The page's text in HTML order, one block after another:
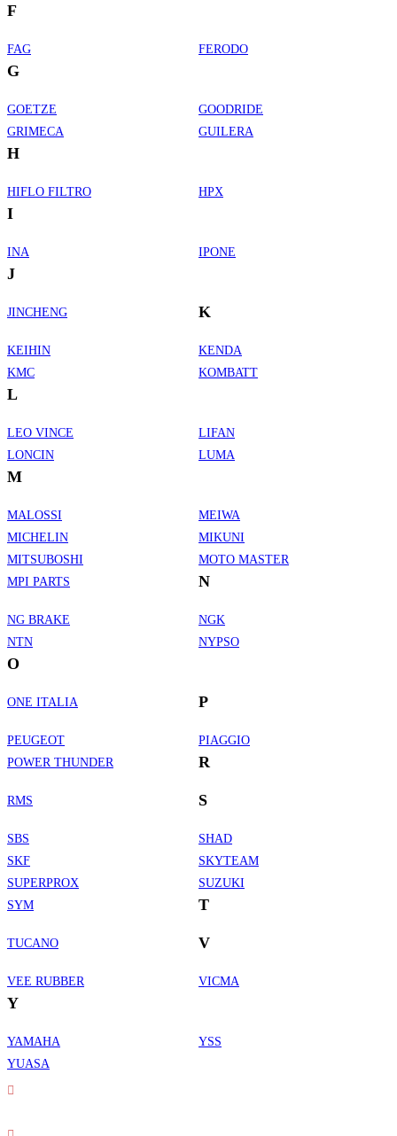
F
FAG FERODO
G
GOETZE
GOODRIDE
GRIMECA
GUILERA
H
HIFLO FILTRO HPX
I
INA IPONE
J
JINCHENG K
KEIHIN
KENDA
KMC
KOMBATT
L
LEO VINCE
LIFAN
LONCIN
LUMA
M
MALOSSI
MEIWA
MICHELIN
MIKUNI
MITSUBOSHI
MOTO MASTER
MPI PARTS
N
NG BRAKE
NGK
NTN
NYPSO
O
ONE ITALIA P
PEUGEOT
PIAGGIO
POWER THUNDER
R
RMS S
SBS
SHAD
SKF
SKYTEAM
SUPERPROX
SUZUKI
SYM
T
TUCANO V
VEE RUBBER VICMA
Y
YAMAHA
YSS
YUASA